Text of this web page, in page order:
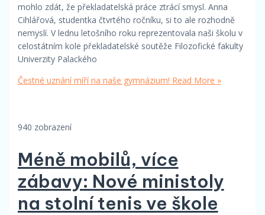
mohlo zdát, že překladatelská práce ztrácí smysl. Anna
Cihlářová, studentka čtvrtého ročníku, si to ale rozhodně
nemyslí. V lednu letošního roku reprezentovala naši školu v
celostátním kole překladatelské soutěže Filozofické fakulty
Univerzity Palackého
Čestné uznání míří na naše gymnázium! Read More »
940 zobrazení
Méně mobilů, více
zábavy: Nové ministoly
na stolní tenis ve škole